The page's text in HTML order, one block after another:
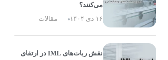
می‌کنند؟
۱۶ دی ۱۴۰۴
مقالات
نقش ربات‌های IML در ارتقای